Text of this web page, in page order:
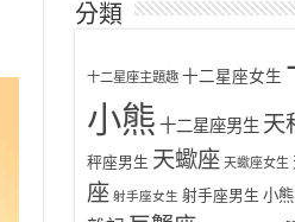
分類
十二星座主題趣 十二星座女生
小熊 十二星座男生 天
秤座男生 天蠍座 天蠍座女生
座 射手座女生 射手座男生 小